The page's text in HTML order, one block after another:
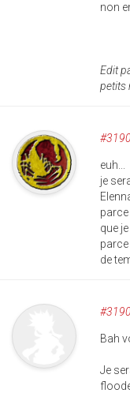
non
Edit
petits
euh...
je
que
de
Bah
Je